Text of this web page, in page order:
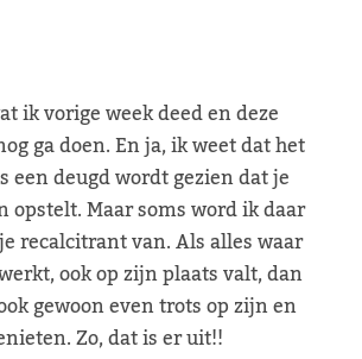
ik vorige week deed en deze
ga doen. En ja, ik weet dat het
een deugd wordt gezien dat je
opstelt. Maar soms word ik daar
recalcitrant van. Als alles waar
ook op zijn plaats valt, dan
gewoon even trots op zijn en
Zo, dat is er uit!!